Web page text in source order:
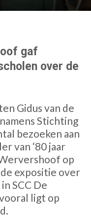
gaf
over de
Gidus van de
Stichting
bezoeken aan
van ‘80 jaar
op
expositie over
SCC De
ligt op